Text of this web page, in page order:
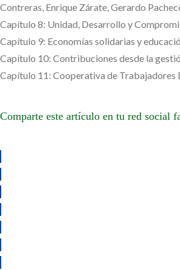
Contreras, Enrique Zárate, Gerardo
Capítulo 8: Unidad, Desarrollo y
Capítulo 9: Economías solidarias y
Capítulo 10: Contribuciones desde la
Capítulo 11: Cooperativa de Trabajadores
Comparte este artículo en tu red social